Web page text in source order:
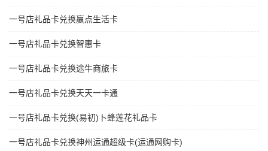
一号店礼品卡兑换赢点生活卡
一号店礼品卡兑换智惠卡
一号店礼品卡兑换途牛商旅卡
一号店礼品卡兑换天天一卡通
一号店礼品卡兑换(易初)卜蜂莲花礼品卡
一号店礼品卡兑换神州运通超级卡(运通网购卡)